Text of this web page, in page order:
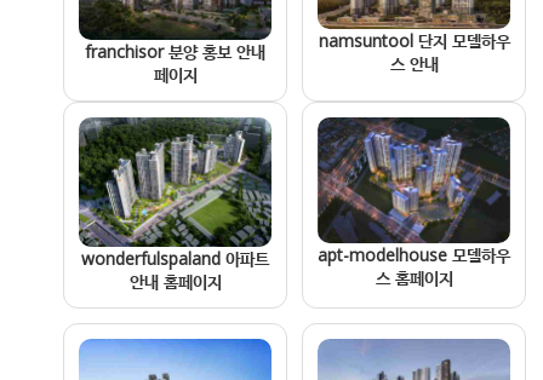
franchisor 분양 홍보 안내
페이지
namsuntool 단지 모델하우
스 안내
wonderfulspaland 아파트
안내 홈페이지
apt-modelhouse 모델하우
스 홈페이지